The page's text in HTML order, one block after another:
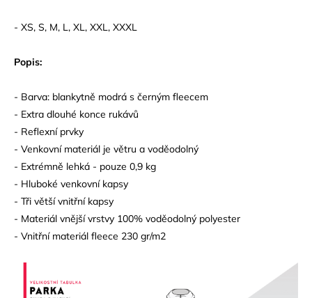
- XS, S, M, L, XL, XXL, XXXL
Popis:
- Barva: blankytně modrá s černým fleecem
- Extra dlouhé konce rukávů
- Reflexní prvky
- Venkovní materiál je větru a voděodolný
- Extrémně lehká - pouze 0,9 kg
- Hluboké venkovní kapsy
- Tři větší vnitřní kapsy
- Materiál vnější vrstvy 100% voděodolný polyester
- Vnitřní materiál fleece 230 gr/m2